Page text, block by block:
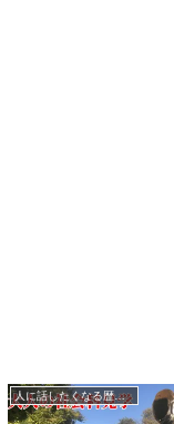
人に話したくなる歴史の小ネタ